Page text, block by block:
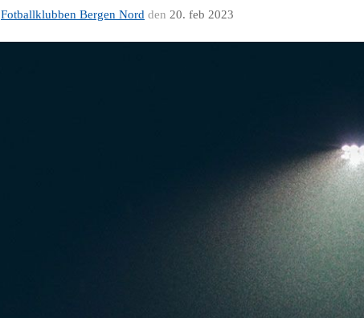
Fotballklubben Bergen Nord den 20. feb 2023